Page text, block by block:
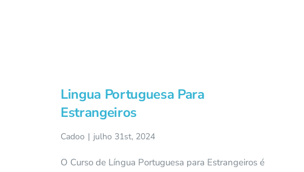
Lingua Portuguesa Para
Estrangeiros
Cadoo | julho 31st, 2024
O Curso de Língua Portuguesa para Estrangeiros é